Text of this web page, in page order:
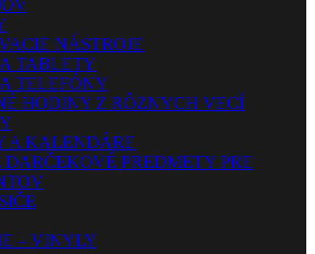
NÁSTROJE
TABLETY
TELEFÓNY
HODINY Z RÔZNYCH VECÍ
A KALENDÁRE
DARČEKOVÉ PREDMETY PRE
– VINYLY